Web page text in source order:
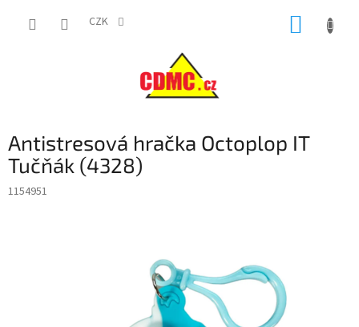
CZK
Antistresová hračka Octoplop IT
Tučňák (4328)
1154951